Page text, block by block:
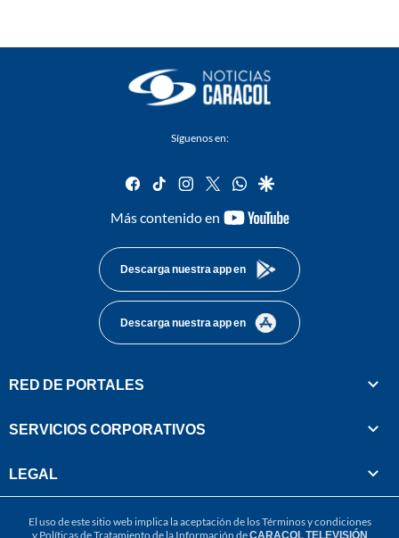
Síguenos en:
facebook
tiktok instagram
twitterwhatsapp
google
Más contenido en
youtube-
Descarga nuestra app en
Descarga nuestra app en
RED DE PORTALES
SERVICIOS CORPORATIVOS
LEGAL
El uso de este sitio web implica la aceptación de losTérminos y condiciones
y Políticas de Tratamiento de la Información deCARACOL TELEVISIÓN